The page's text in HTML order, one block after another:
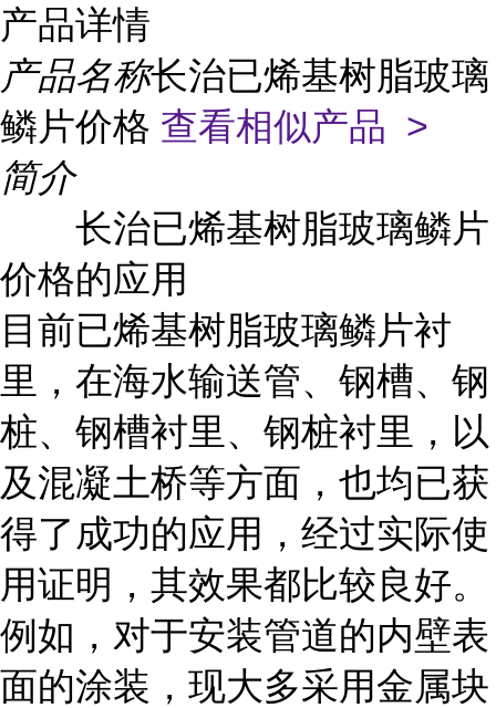
产品详情
产品名称长治已烯基树脂玻璃
鳞片价格 查看相似产品 >
简介
长治已烯基树脂玻璃鳞片
价格的应用
目前已烯基树脂玻璃鳞片衬
里，在海水输送管、钢槽、钢
桩、钢槽衬里、钢桩衬里，以
及混凝土桥等方面，也均已获
得了成功的应用，经过实际使
用证明，其效果都比较良好。
例如，对于安装管道的内壁表
面的涂装，现大多采用金属块